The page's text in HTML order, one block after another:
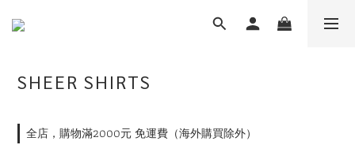
SHEER SHIRTS
全店，購物滿2000元 免運費（海外購買除外）